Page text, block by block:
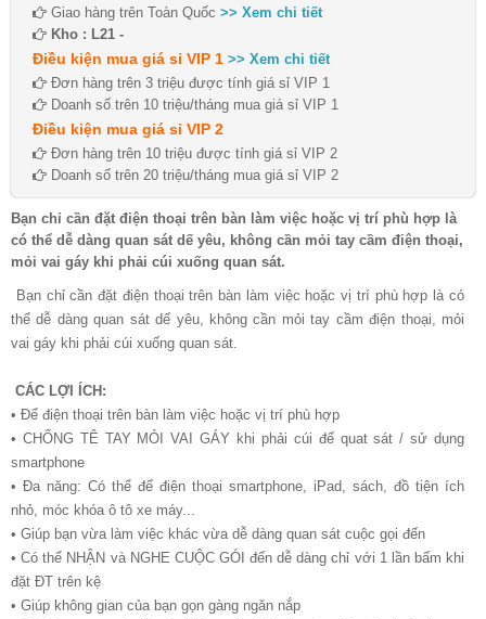
Giao hàng trên Toàn Quốc >> Xem chi tiết
Kho : L21 -
Điều kiện mua giá sỉ VIP 1 >> Xem chi tiết
Đơn hàng trên 3 triệu được tính giá sỉ VIP 1
Doanh số trên 10 triệu/tháng mua giá sỉ VIP 1
Điều kiện mua giá sỉ VIP 2
Đơn hàng trên 10 triệu được tính giá sỉ VIP 2
Doanh số trên 20 triệu/tháng mua giá sỉ VIP 2
Bạn chỉ cần đặt điện thoại trên bàn làm việc hoặc vị trí phù hợp là
có thể dễ dàng quan sát dế yêu, không cần mỏi tay cầm điện thoại,
mỏi vai gáy khi phải cúi xuống quan sát.
Bạn chỉ cần đặt điện thoại trên bàn làm việc hoặc vị trí phù hợp là có
thể dễ dàng quan sát dế yêu, không cần mỏi tay cầm điện thoại, mỏi
vai gáy khi phải cúi xuống quan sát.
CÁC LỢI ÍCH:
• Để điện thoại trên bàn làm việc hoặc vị trí phù hợp
• CHỐNG TÊ TAY MỎI VAI GÁY khi phải cúi để quat sát / sử dụng
smartphone
• Đa năng: Có thể để điện thoại smartphone, iPad, sách, đồ tiện ích
nhỏ, móc khóa ô tô xe máy...
• Giúp bạn vừa làm việc khác vừa dễ dàng quan sát cuộc gọi đến
• Có thể NHẬN và NGHE CUỘC GÓI đến dễ dàng chỉ với 1 lần bấm khi
đặt ĐT trên kệ
• Giúp không gian của bạn gọn gàng ngăn nắp